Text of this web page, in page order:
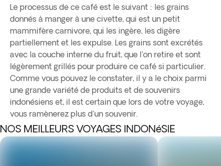
Le processus de ce café est le suivant : les grains
donnés à manger à une civette, qui est un petit
mammifère carnivore, qui les ingère, les digère
partiellement et les expulse. Les grains sont excrétés
avec la couche interne du fruit, que l'on retire et sont
légèrement grillés pour produire ce café si particulier.
Comme vous pouvez le constater, il y a le choix parmi
une grande variété de produits et de souvenirs
indonésiens et, il est certain que lors de votre voyage,
vous ramènerez plus d'un souvenir.
NOS MEILLEURS VOYAGES INDONéSIE